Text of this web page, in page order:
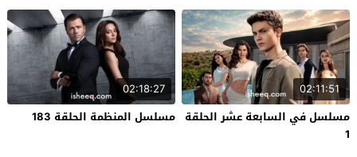
02:11:51
مسلسل في السابعة عشر الحلقة
1
02:18:27
مسلسل المنظمة الحلقة 183